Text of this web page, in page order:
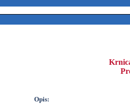
Opis: